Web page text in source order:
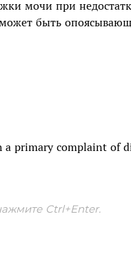
мочи при
быть
a primary complaint of
Ctrl+Enter.